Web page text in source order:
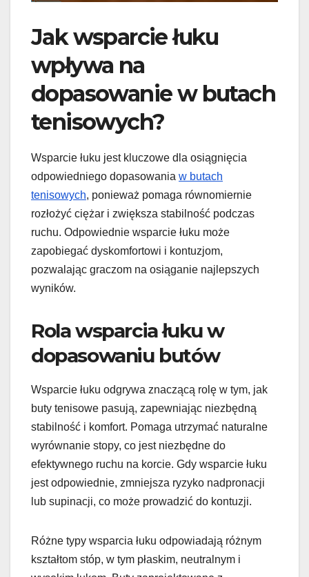
Jak wsparcie łuku
wpływa na
dopasowanie w butach
tenisowych?
Wsparcie łuku jest kluczowe dla osiągnięcia
odpowiedniego dopasowania w butach
tenisowych, ponieważ pomaga równomiernie
rozłożyć ciężar i zwiększa stabilność podczas
ruchu. Odpowiednie wsparcie łuku może
zapobiegać dyskomfortowi i kontuzjom,
pozwalając graczom na osiąganie najlepszych
wyników.
Rola wsparcia łuku w
dopasowaniu butów
Wsparcie łuku odgrywa znaczącą rolę w tym, jak
buty tenisowe pasują, zapewniając niezbędną
stabilność i komfort. Pomaga utrzymać naturalne
wyrównanie stopy, co jest niezbędne do
efektywnego ruchu na korcie. Gdy wsparcie łuku
jest odpowiednie, zmniejsza ryzyko nadpronacji
lub supinacji, co może prowadzić do kontuzji.
Różne typy wsparcia łuku odpowiadają różnym
kształtom stóp, w tym płaskim, neutralnym i